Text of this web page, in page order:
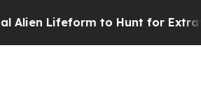
Lifeform to Hunt for